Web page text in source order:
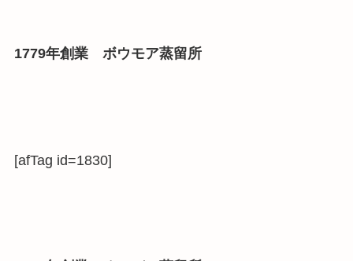
1779年創業 ボウモア蒸留所
[afTag id=1830]